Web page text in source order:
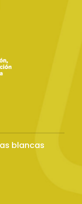
blancas